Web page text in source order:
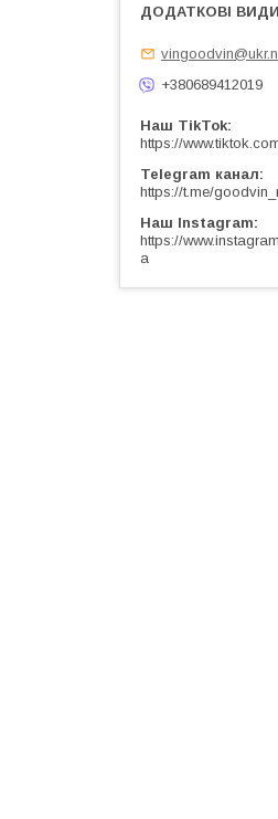
+380689412019
Наш TikTok
https://
Telegram канал
https://t.me/
Наш Instagram
https://
a